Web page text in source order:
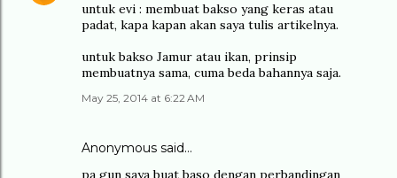
untuk evi : membuat bakso yang keras atau
padat, kapa kapan akan saya tulis artikelnya.
untuk bakso Jamur atau ikan, prinsip
membuatnya sama, cuma beda bahannya saja.
May 25, 2014 at 6:22 AM
Anonymous said…
pa gun saya buat baso dengan perbandingan